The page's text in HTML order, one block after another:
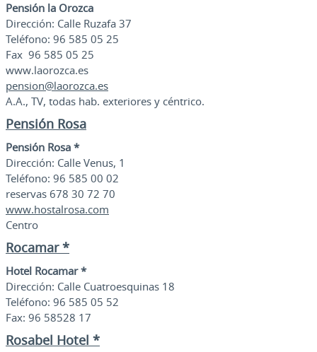
Pensión la Orozca
Dirección: Calle Ruzafa 37
Teléfono: 96 585 05 25
Fax 96 585 05 25
www.laorozca.es
pension@laorozca.es
A.A., TV, todas hab. exteriores y céntrico.
Pensión Rosa
Pensión Rosa *
Dirección: Calle Venus, 1
Teléfono: 96 585 00 02
reservas 678 30 72 70
www.hostalrosa.com
Centro
Rocamar *
Hotel Rocamar *
Dirección: Calle Cuatroesquinas 18
Teléfono: 96 585 05 52
Fax: 96 58528 17
Rosabel Hotel *